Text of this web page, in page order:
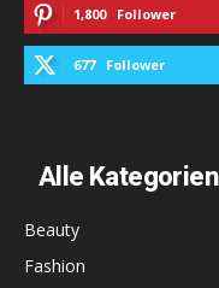
1,800 Follower
677 Follower
Alle Kategorien
Beauty
Fashion